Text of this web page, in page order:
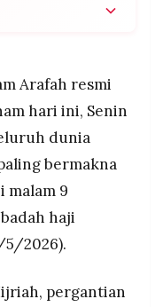
Selasa, 26 Mei
dianjurkan
26 Mei 2026,
dosa setahun lalu
berdasarkan
pada Rabu, 27
Arafah resmi
hari ini, Senin
dunia
bermakna
malam 9
haji
5/2026).
pergantian